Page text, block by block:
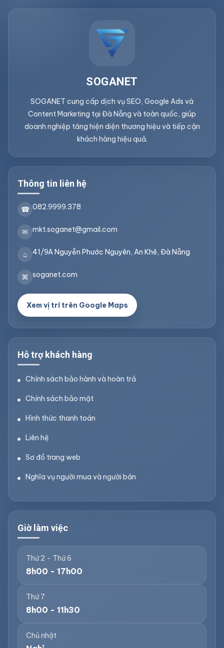
SOGANET
SOGANET cung cấp dịch vụ SEO, Google Ads và
Content Marketing tại Đà Nẵng và toàn quốc, giúp
doanh nghiệp tăng hiện diện thương hiệu và tiếp cận
khách hàng hiệu quả.
Thông tin liên hệ
☎ 082.9999.378
✉ mkt.soganet@gmail.com
⌂ 41/9A Nguyễn Phước Nguyên, An Khê, Đà Nẵng
⌘ soganet.com
Xem vị trí trên Google Maps
Hỗ trợ khách hàng
Chính sách bảo hành và hoàn trả
Chính sách bảo mật
Hình thức thanh toán
Liên hệ
Sơ đồ trang web
Nghĩa vụ người mua và người bán
Giờ làm việc
Thứ 2 - Thứ 6
8h00 - 17h00
Thứ 7
8h00 - 11h30
Chủ nhật